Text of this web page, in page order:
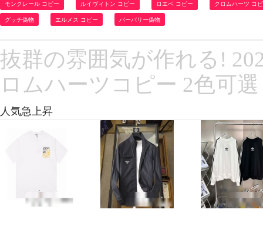
モンクレール コピー ルイヴィトン コピー ロエベ コピー クロムハーツ コ
グッチ偽物 エルメス コピー バーバリー偽物
抜群の雰囲気が作れる!
ロムハーツコピー 2色可選
人気急上昇